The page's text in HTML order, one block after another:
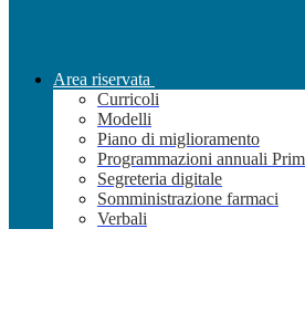
Area riservata
Curricoli
Modelli
Piano di miglioramento
Programmazioni annuali
Segreteria digitale
Somministrazione farmaci
Verbali